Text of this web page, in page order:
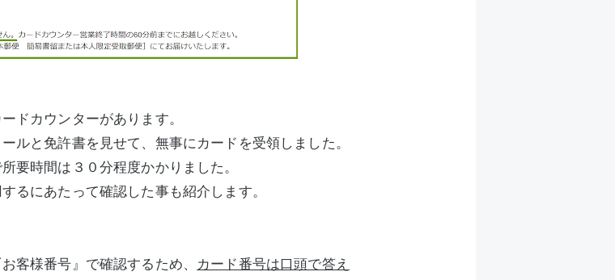
ドカウンターがあります。
ルと免許書を見せて、無事にカードを受領しました。
要時間は３０分程度かかりました。
るにあたって確認した事も紹介します。
客様番号』で確認するため、
カード番号は口頭で答え